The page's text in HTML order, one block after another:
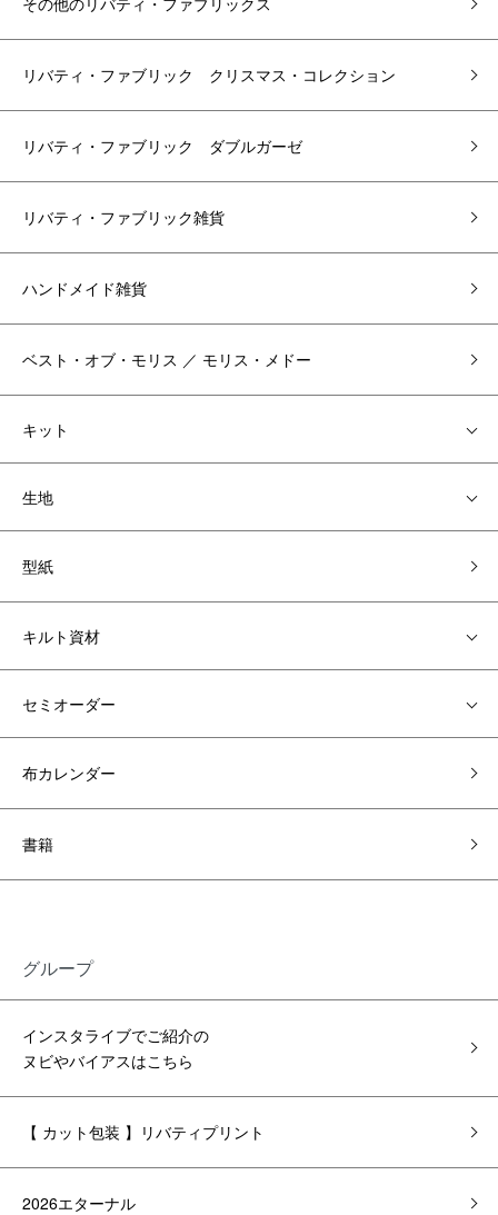
リバティ・ファブリック クリスマス・コレクション
リバティ・ファブリック ダブルガーゼ
リバティ・ファブリック雑貨
ハンドメイド雑貨
ベスト・オブ・モリス ／ モリス・メドー
キット
生地
型紙
キルト資材
セミオーダー
布カレンダー
書籍
グループ
インスタライブでご紹介の
ヌビやバイアスはこちら
【 カット包装 】リバティプリント
2026エターナル